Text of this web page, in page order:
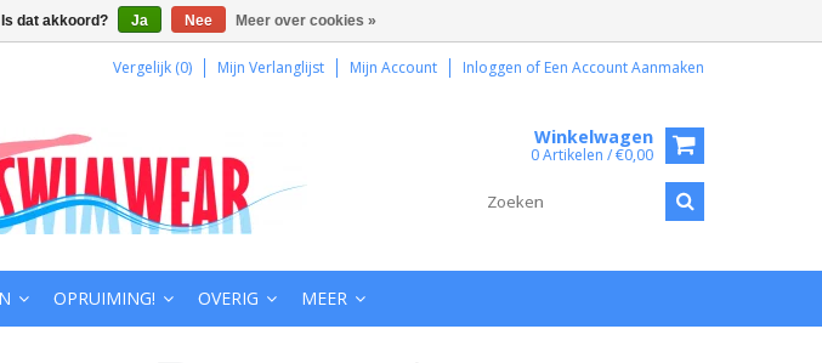
Vergelijk (0) Mijn Verlanglijst Mijn Account Inloggen of Een Account Aanmaken
Winkelwagen
0 Artikelen / €0,00
OPRUIMING! OVERIG MEER
dat akkoord? Ja Nee Meer over cookies »